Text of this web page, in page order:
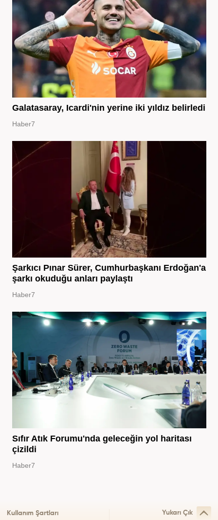
Galatasaray, Icardi'nin yerine iki yıldız belirledi
Haber7
Şarkıcı Pınar Sürer, Cumhurbaşkanı Erdoğan'a
şarkı okuduğu anları paylaştı
Haber7
Sıfır Atık Forumu'nda geleceğin yol haritası
çizildi
Haber7
Kullanım Şartları Yukarı Çık